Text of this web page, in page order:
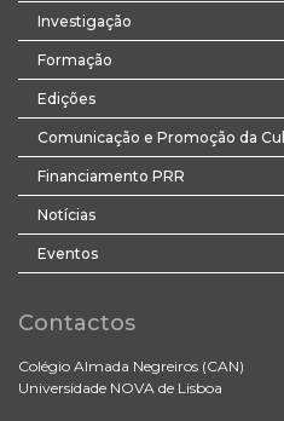
Investigação
Formação
Edições
Comunicação e Promoção da
Financiamento PRR
Notícias
Eventos
Contactos
Colégio Almada Negreiros (CAN)
Universidade NOVA de Lisboa